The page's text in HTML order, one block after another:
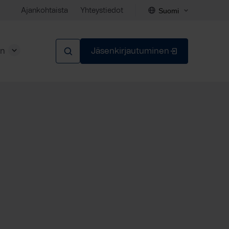
Ajankohtaista Yhteystiedot Suomi
Jäsenkirjautuminen